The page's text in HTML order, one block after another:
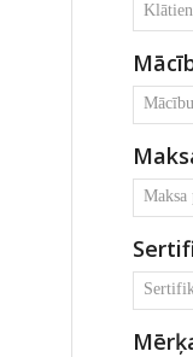
Maksa